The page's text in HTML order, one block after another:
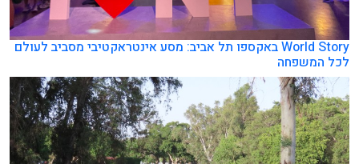
World Story באקספו תל אביב: מסע אינטראקטיבי מסביב לעולם
לכל המשפחה